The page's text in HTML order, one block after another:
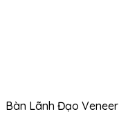
Bàn Lãnh Đạo Veneer